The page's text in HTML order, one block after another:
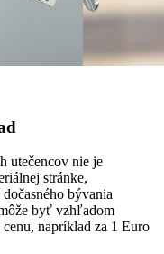
utečencov nie je
stránke,
bývania
byť vzhľadom
napríklad za 1 Euro